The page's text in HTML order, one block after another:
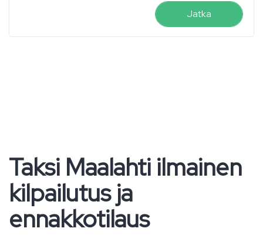
Jatka
Taksi Maalahti ilmainen
kilpailutus ja
ennakkotilaus